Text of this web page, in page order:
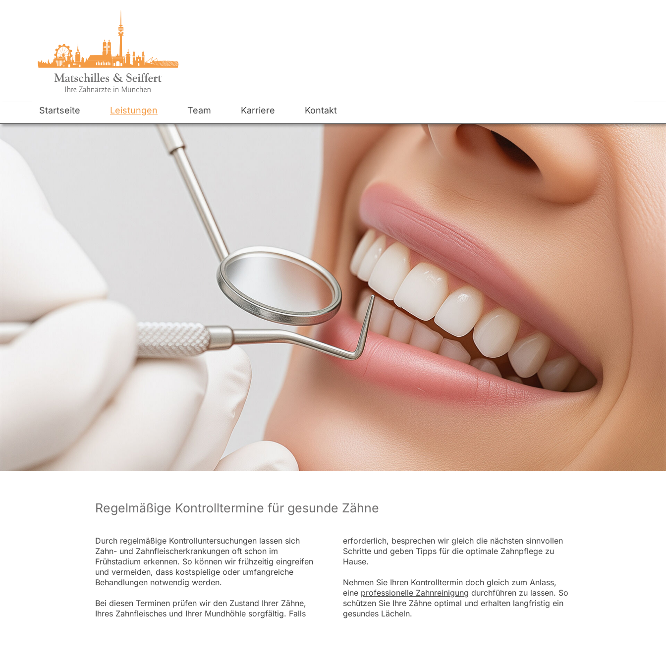
Startseite Leistungen Team Karriere Kontakt
Regelmäßige Kontrolltermine für gesunde Zähne
Durch regelmäßige Kontrolluntersuchungen lassen sich
Zahn- und Zahnfleischerkrankungen oft schon im
Frühstadium erkennen. So können wir frühzeitig eingreifen
und vermeiden, dass kostspielige oder umfangreiche
Behandlungen notwendig werden.
Bei diesen Terminen prüfen wir den Zustand Ihrer Zähne,
Ihres Zahnfleisches und Ihrer Mundhöhle sorgfältig. Falls
erforderlich, besprechen wir gleich die nächsten sinnvollen
Schritte und geben Tipps für die optimale Zahnpflege zu
Hause.
Nehmen Sie Ihren Kontrolltermin doch gleich zum Anlass,
eine professionelle Zahnreinigung durchführen zu lassen. So
schützen Sie Ihre Zähne optimal und erhalten langfristig ein
gesundes Lächeln.